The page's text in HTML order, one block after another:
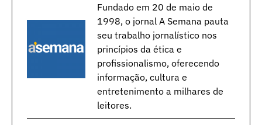
Fundado em 20 de maio de
1998, o jornal A Semana pauta
seu trabalho jornalístico nos
princípios da ética e
profissionalismo, oferecendo
informação, cultura e
entretenimento a milhares de
leitores.